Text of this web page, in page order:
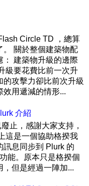
Circle TD ，總算
。 關於整個建築物配
： 建築物升級的邊際
級要花費比前一次升
攻擊力卻比前次升級
效用遞減的情形...
介紹
止，感謝大家支持，
這是一個協助格揆我
訊息同步到 Plurk 的
能。原本只是格揆個
，但是經過一陣加...